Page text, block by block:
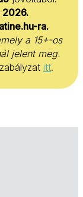
2026.
ra.
a 15+-os
jelent meg.
itt.